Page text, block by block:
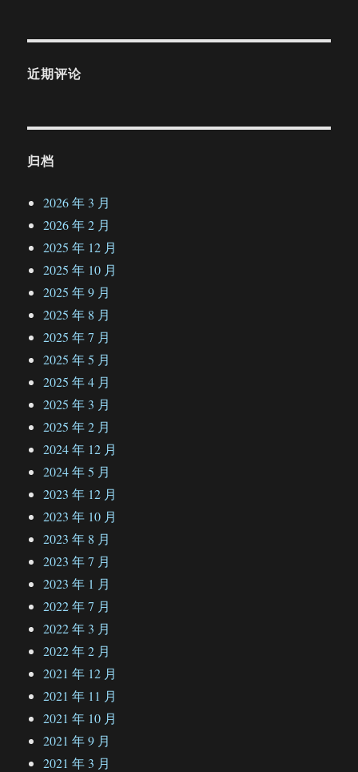
近期评论
归档
2026 年 3 月
2026 年 2 月
2025 年 12 月
2025 年 10 月
2025 年 9 月
2025 年 8 月
2025 年 7 月
2025 年 5 月
2025 年 4 月
2025 年 3 月
2025 年 2 月
2024 年 12 月
2024 年 5 月
2023 年 12 月
2023 年 10 月
2023 年 8 月
2023 年 7 月
2023 年 1 月
2022 年 7 月
2022 年 3 月
2022 年 2 月
2021 年 12 月
2021 年 11 月
2021 年 10 月
2021 年 9 月
2021 年 3 月